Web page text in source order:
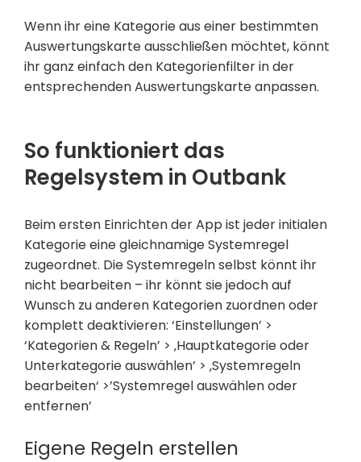
Wenn ihr eine Kategorie aus einer bestimmten
Auswertungskarte ausschließen möchtet, könnt
ihr ganz einfach den Kategorienfilter in der
entsprechenden Auswertungskarte anpassen.
So funktioniert das
Regelsystem in Outbank
Beim ersten Einrichten der App ist jeder initialen
Kategorie eine gleichnamige Systemregel
zugeordnet. Die Systemregeln selbst könnt ihr
nicht bearbeiten – ihr könnt sie jedoch auf
Wunsch zu anderen Kategorien zuordnen oder
komplett deaktivieren: ‘Einstellungen’ >
‘Kategorien & Regeln’ > ‚Hauptkategorie oder
Unterkategorie auswählen’ > ‚Systemregeln
bearbeiten‘ >’Systemregel auswählen oder
entfernen’
Eigene Regeln erstellen